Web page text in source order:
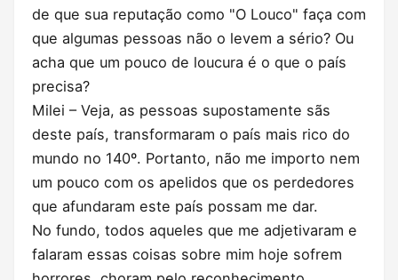
de que sua reputação como "O Louco" faça com
que algumas pessoas não o levem a sério? Ou
acha que um pouco de loucura é o que o país
precisa?
Milei – Veja, as pessoas supostamente sãs
deste país, transformaram o país mais rico do
mundo no 140º. Portanto, não me importo nem
um pouco com os apelidos que os perdedores
que afundaram este país possam me dar.
No fundo, todos aqueles que me adjetivaram e
falaram essas coisas sobre mim hoje sofrem